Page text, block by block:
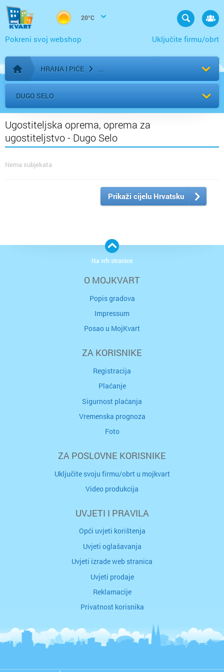
20°C
Uključite firmu/obrt
Pokreni svoj webshop
Početna stranica
HRANA I PIĆE
DUGO SELO
Ugostiteljska oprema, oprema za
ugostiteljstvo - Dugo Selo
Nema subjekata
Prikaži cijelu Hrvatsku
O MOJKVART
Popis gradova
Impressum
Posao u MojKvart
ZA KORISNIKE
Registracija
Plaćanje
Sigurnost plaćanja
Vremenska prognoza
Foto
ZA POSLOVNE KORISNIKE
Uključite svoju firmu/obrt u mojkvart
Video produkcija
UVJETI I PRAVILA
Opći uvjeti korištenja
Uvjeti oglašavanja
Uvjeti izrade web stranica
Uvjeti prodaje
Reklamacije
Privatnost korisnika
Na vrh stranice